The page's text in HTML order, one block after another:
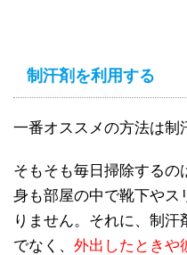
制汗剤を利用する
一番オススメの方法は制
そもそも毎日掃除するの
身も部屋の中で靴下やス
りません。それに、制
でなく、 外出したときや